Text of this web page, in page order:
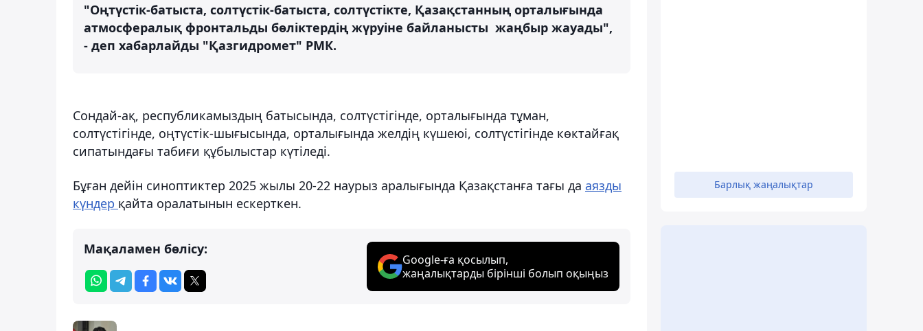
"Оңтүстік-батыста, солтүстік-батыста, солтүстікте, Қазақстанның орталығында
атмосфералық фронтальды бөліктердің жүруіне байланысты жаңбыр жауады",
- деп хабарлайды "Қазгидромет" РМК.
Сондай-ақ, республикамыздың батысында, солтүстігінде, орталығында тұман,
солтүстігінде, оңтүстік-шығысында, орталығында желдің күшеюі, солтүстігінде көктайғақ
сипатындағы табиғи құбылыстар күтіледі.
Бұған дейін синоптиктер 2025 жылы 20-22 наурыз аралығында Қазақстанға тағы да аязды
күндер қайта оралатынын ескерткен.
Мақаламен бөлісу:
Google-ға қосылып,
жаңалықтарды бірінші болып оқыңыз
Барлық жаңалықтар